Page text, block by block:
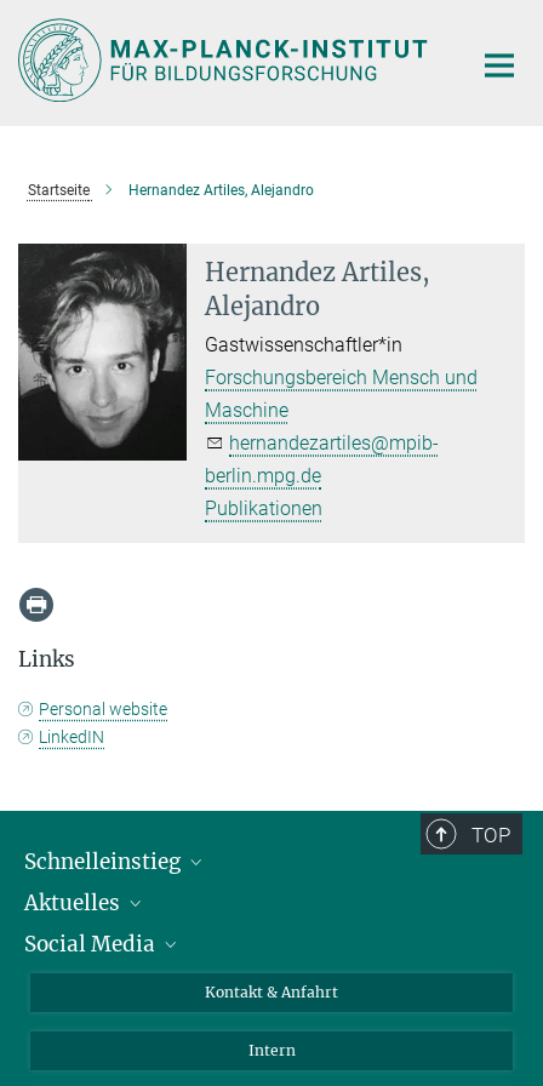
Hauptinhalt
Startseite Hernandez Artiles, Alejandro
Hernandez Artiles,
Alejandro
Gastwissenschaftler*in
Forschungsbereich Mensch und
Maschine
hernandezartiles@mpib-
berlin.mpg.de
Publikationen
Links
Personal website
LinkedIN
TOP
Schnelleinstieg
Personen
Pressebereich
Aktuelles
Stellenangebote
Social Media
LinkedIn
Kontakt & Anfahrt
Intern